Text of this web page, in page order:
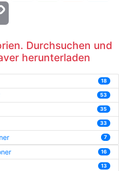
Durchsuchen und
herunterladen
18
53
35
33
7
16
13